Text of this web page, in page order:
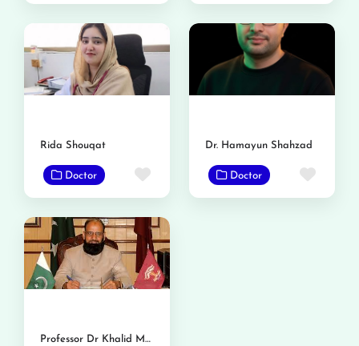
Rida Shouqat
Doctor Favorite
Dr. Hamayun Shahzad
Doctor
Professor Dr Khalid Masood Gondal